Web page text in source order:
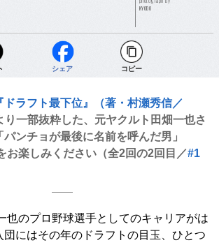
KYODO
シェア コピー
ドラフト最下位』（著・村瀬秀信／
り一部抜粋した、元ヤクルト田畑一也さ
ンチョが最後に名前を呼んだ男」
お楽しみください（全2回の2回目／#1
のプロ野球選手としてのキャリアがは
団にはその年のドラフトの目玉、ひとつ